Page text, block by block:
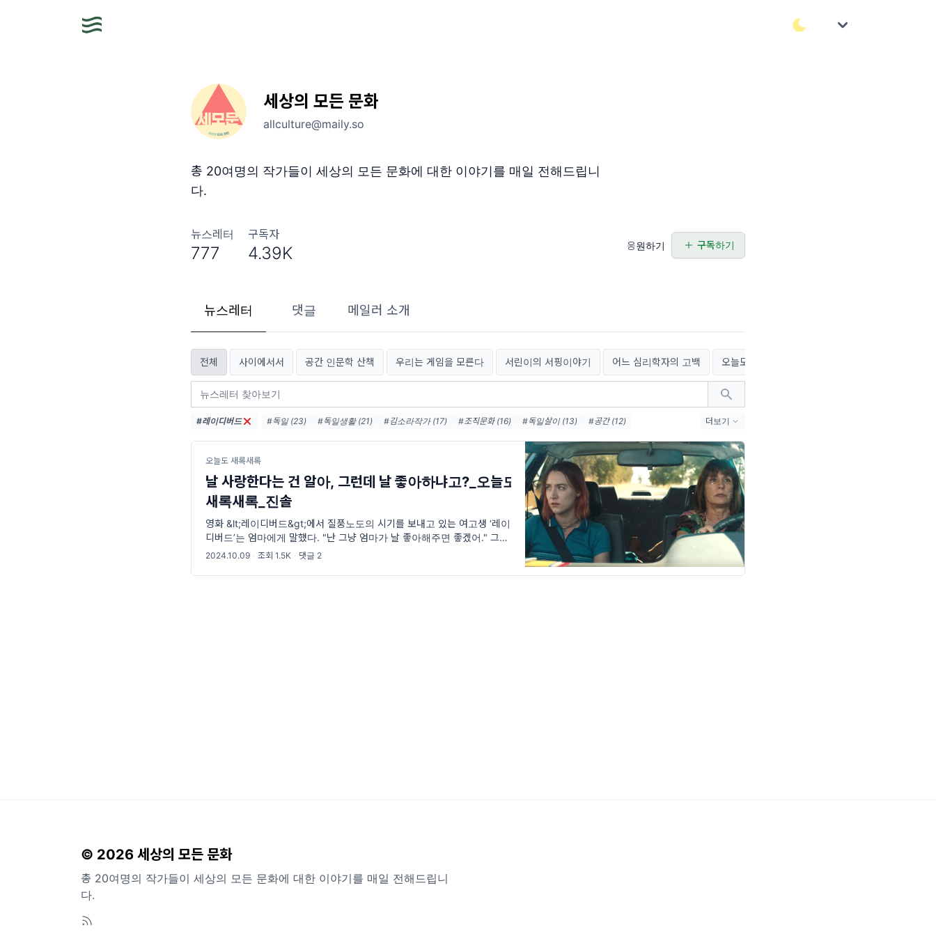
세상의 모든 문화
allculture@maily.so
총 20여명의 작가들이 세상의 모든 문화에 대한 이야기를 매일 전해드립니
다.
뉴스레터
777
구독자
4.39K 응원하기 구독하기
뉴스레터 댓글 메일러 소개
전체 사이에서서 공간 인문학 산책 우리는 게임을 모른다 서린이의 서핑이야기 어느 심리학자의 고백 오늘도 새록새록
#레이디버드 #독일 (23) #독일생활 (21) #김소라작가 (17) #조직문화 (16) #독일살이 (13)
#공간 (12)
더보기
오늘도 새록새록
날 사랑한다는 건 알아, 그런데 날 좋아하냐고?_오늘도
새록새록_진솔
영화 &lt;레이디버드&gt;에서 질풍노도의 시기를 보내고 있는 여고생 ‘레이
디버드’는 엄마에게 말했다. "난 그냥 엄마가 날 좋아해주면 좋겠어." 그
말에 엄마가 "널 사랑하는 거 알잖아
2024.10.09 · 조회 1.5K · 댓글 2
© 2026 세상의 모든 문화
총 20여명의 작가들이 세상의 모든 문화에 대한 이야기를 매일 전해드립니
다.